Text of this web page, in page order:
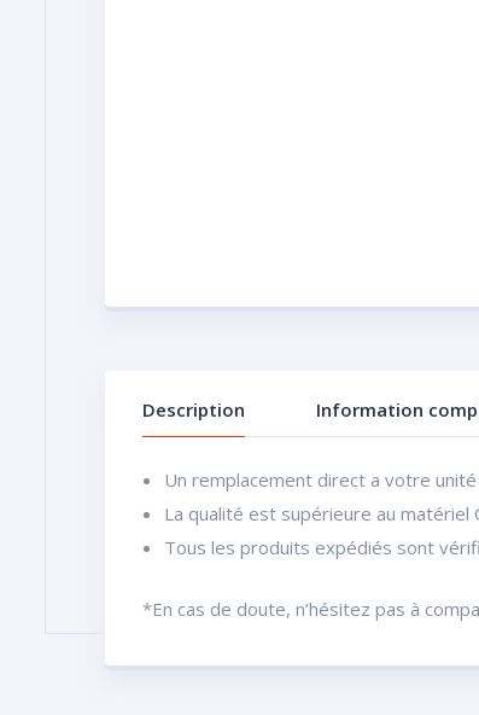
Description Information
Un remplacement direct a votre unité
La qualité est supérieure au matériel
Tous les produits expédiés sont
*En cas de doute, n’hésitez pas à